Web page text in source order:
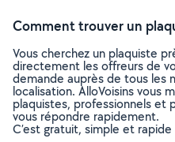
Comment trouver un
Vous cherchez un plaquiste
directement les offreurs de
demande auprès de tous les
localisation. AlloVoisins vous
plaquistes, professionnels et
vous répondre rapidement.
C’est gratuit, simple et